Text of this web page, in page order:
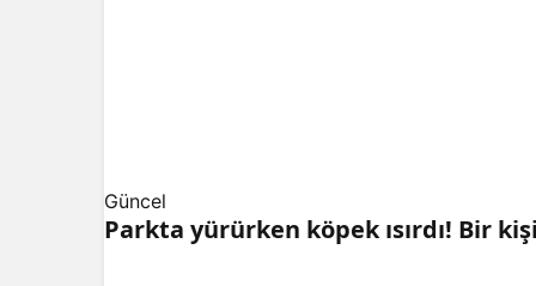
Güncel
Parkta yürürken köpek ısırdı! Bir